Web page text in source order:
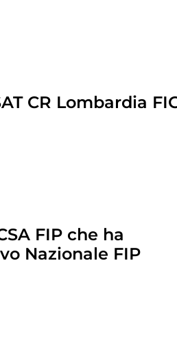
CR Lombardia
FIP che ha
Nazionale FIP